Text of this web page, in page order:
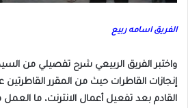
الفريق اسامه ربيع
واختبر الفريق الربيعي شرح تفصيلي من
القادم بعد تفعيل أعمال الانترنت، ما العمل